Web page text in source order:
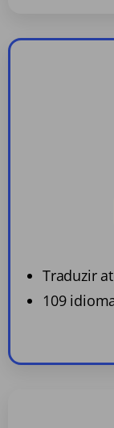
Traduzir
109